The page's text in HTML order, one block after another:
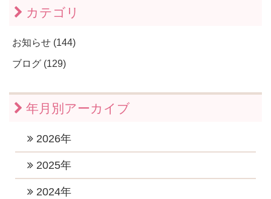
カテゴリ
お知らせ (144)
ブログ (129)
年月別アーカイブ
2026年
2026年7月 (1)
2025年
2025年11月 (1)
2024年